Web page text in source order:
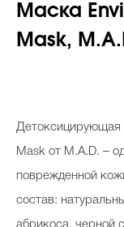
Маска
Mask,
Детоксицирующая
Mask от М.А.D. –
поврежденной
состав:
абрикоса, черной